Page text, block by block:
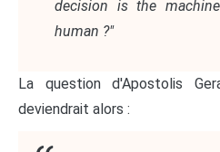
decision is the
human ?"
La question d'Apostolis
deviendrait alors :